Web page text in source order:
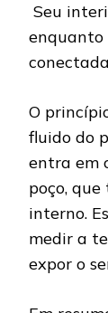
Seu
enquanto
O
fluido do
entra em
poço,
interno.
medir a
expor o